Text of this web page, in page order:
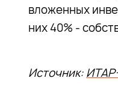
вложенных
них 40% -
Источник: